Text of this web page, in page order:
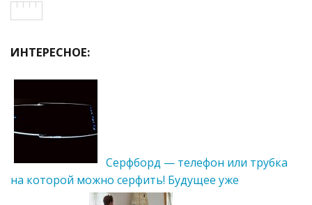
ИНТЕРЕСНОЕ:
Серфборд — телефон или трубка
на которой можно серфить! Будущее уже